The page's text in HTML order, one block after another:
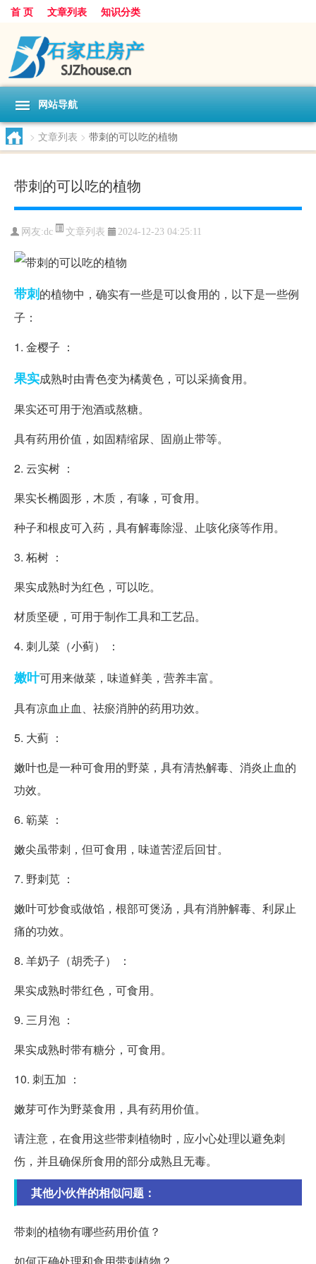
首 页 文章列表 知识分类
网站导航
> 文章列表 > 带刺的可以吃的植物
带刺的可以吃的植物
网友:dc 文章列表 2024-12-23 04:25:11
带刺的植物中，确实有一些是可以食用的，以下是一些例
子：
1. 金樱子 ：
果实成熟时由青色变为橘黄色，可以采摘食用。
果实还可用于泡酒或熬糖。
具有药用价值，如固精缩尿、固崩止带等。
2. 云实树 ：
果实长椭圆形，木质，有喙，可食用。
种子和根皮可入药，具有解毒除湿、止咳化痰等作用。
3. 柘树 ：
果实成熟时为红色，可以吃。
材质坚硬，可用于制作工具和工艺品。
4. 刺儿菜（小蓟） ：
嫩叶可用来做菜，味道鲜美，营养丰富。
具有凉血止血、祛瘀消肿的药用功效。
5. 大蓟 ：
嫩叶也是一种可食用的野菜，具有清热解毒、消炎止血的
功效。
6. 簕菜 ：
嫩尖虽带刺，但可食用，味道苦涩后回甘。
7. 野刺苋 ：
嫩叶可炒食或做馅，根部可煲汤，具有消肿解毒、利尿止
痛的功效。
8. 羊奶子（胡秃子） ：
果实成熟时带红色，可食用。
9. 三月泡 ：
果实成熟时带有糖分，可食用。
10. 刺五加 ：
嫩芽可作为野菜食用，具有药用价值。
请注意，在食用这些带刺植物时，应小心处理以避免刺
伤，并且确保所食用的部分成熟且无毒。
其他小伙伴的相似问题：
带刺的植物有哪些药用价值？